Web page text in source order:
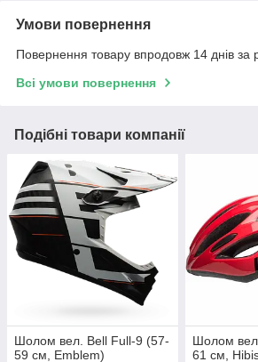
Умови повернення
Повернення товару впродовж 14 днів за
Всі умови повернення
Подібні товари компанії
Шолом вел. Bell Full-9 (57-
59 см, Emblem)
Шолом
61 см,